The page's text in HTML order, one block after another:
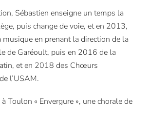
Sébastien enseigne un temps la
puis change de voie, et en 2013,
musique en prenant la direction de la
de Garéoult, puis en 2016 de la
et en 2018 des Chœurs
l’USAM.
Toulon « Envergure », une chorale de